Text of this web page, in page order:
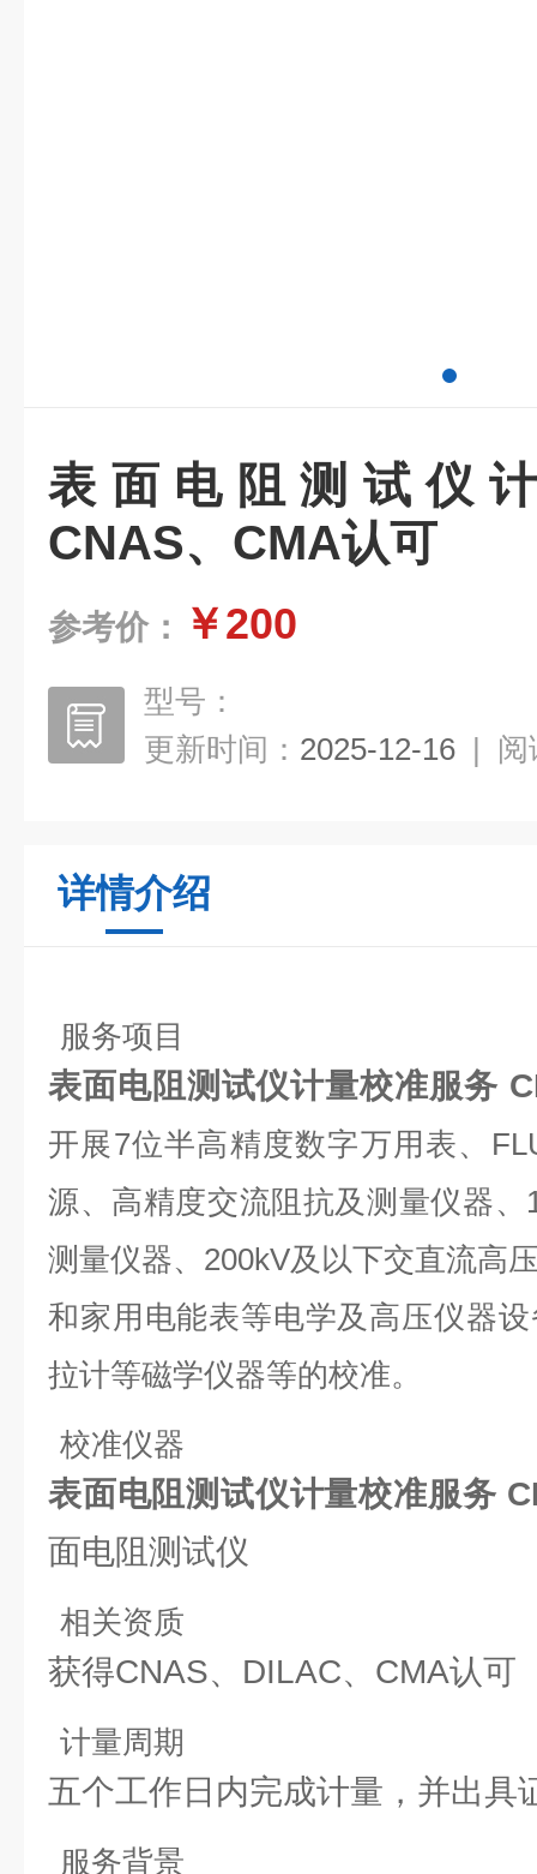
表面电阻测试仪
CNAS、CMA认可
参考价： ￥200
型号：
更新时间： 2025-12-16 | 阅
详情介绍
服务项目
表面电阻测试仪计量校准服务
开展7位半高精度数字万用表、
源、高精度交流阻抗及测量仪器
测量仪器、200kV及以下交直流高
和家用电能表等电学及高压仪器
拉计等磁学仪器等的校准。
校准仪器
表面电阻测试仪计量校准服务
面电阻测试仪
相关资质
获得CNAS、DILAC、CMA认可
计量周期
五个工作日内完成计量，并出具
服务背景